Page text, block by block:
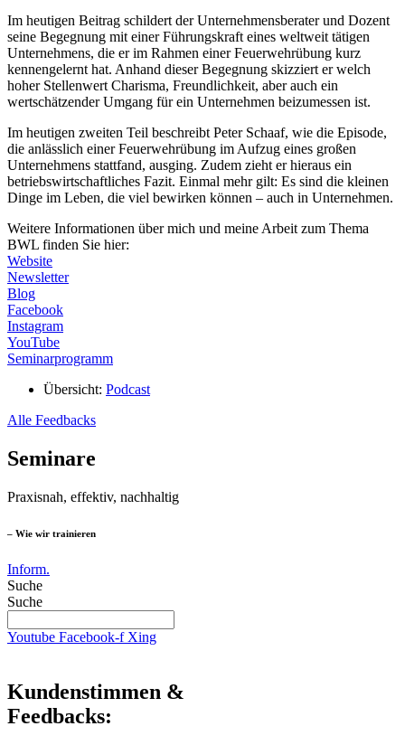
Im heutigen Beitrag schildert der Unternehmensberater und Dozent
seine Begegnung mit einer Führungskraft eines weltweit tätigen
Unternehmens, die er im Rahmen einer Feuerwehrübung kurz
kennengelernt hat. Anhand dieser Begegnung skizziert er welch
hoher Stellenwert Charisma, Freundlichkeit, aber auch ein
wertschätzender Umgang für ein Unternehmen beizumessen ist.
Im heutigen zweiten Teil beschreibt Peter Schaaf, wie die Episode,
die anlässlich einer Feuerwehrübung im Aufzug eines großen
Unternehmens stattfand, ausging. Zudem zieht er hieraus ein
betriebswirtschaftliches Fazit. Einmal mehr gilt: Es sind die kleinen
Dinge im Leben, die viel bewirken können – auch in Unternehmen.
Weitere Informationen über mich und meine Arbeit zum Thema
BWL finden Sie hier:
Website
Newsletter
Blog
Facebook
Instagram
YouTube
Seminarprogramm
Übersicht: Podcast
Alle Feedbacks
Seminare
Praxisnah, effektiv, nachhaltig
– Wie wir trainieren
Inform.
Suche
Suche
Youtube Facebook-f Xing
Kundenstimmen &
Feedbacks: